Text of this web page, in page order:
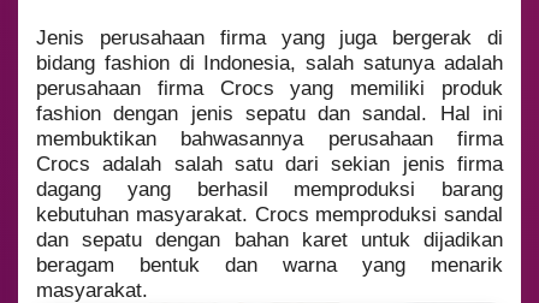
Jenis perusahaan firma yang juga bergerak di
bidang fashion di Indonesia, salah satunya adalah
perusahaan firma Crocs yang memiliki produk
fashion dengan jenis sepatu dan sandal. Hal ini
membuktikan bahwasannya perusahaan firma
Crocs adalah salah satu dari sekian jenis firma
dagang yang berhasil memproduksi barang
kebutuhan masyarakat. Crocs memproduksi sandal
dan sepatu dengan bahan karet untuk dijadikan
beragam bentuk dan warna yang menarik
masyarakat.